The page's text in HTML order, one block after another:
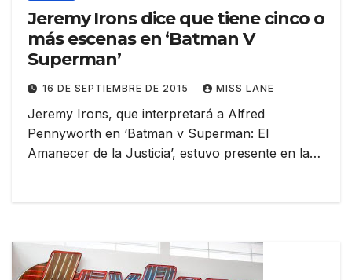
Jeremy Irons dice que tiene cinco o
más escenas en ‘Batman V
Superman’
16 DE SEPTIEMBRE DE 2015 MISS LANE
Jeremy Irons, que interpretará a Alfred
Pennyworth en ‘Batman v Superman: El
Amanecer de la Justicia’, estuvo presente en la…